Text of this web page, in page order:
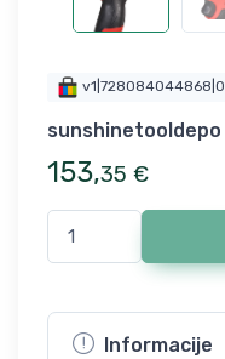
v1|728084044868|0
sunshinetooldepo
153,35 €
Informacije